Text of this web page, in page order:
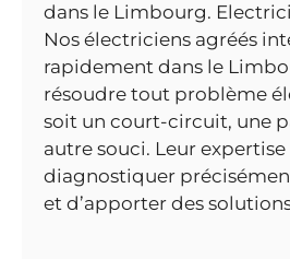
dans le Limbourg.
Nos électriciens agréés
rapidement dans le
résoudre tout problème
soit un court-circuit, une
autre souci. Leur
diagnostiquer
et d’apporter des